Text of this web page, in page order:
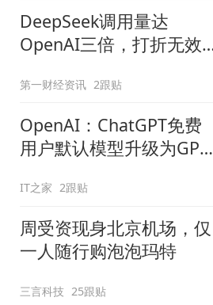
DeepSeek调用量达
OpenAI三倍，打折无效
第一财经资讯 2跟贴
OpenAI：ChatGPT免费
用户默认模型升级为GPT-
IT之家 2跟贴
周受资现身北京机场，仅
一人随行购泡泡玛特
三言科技 25跟贴